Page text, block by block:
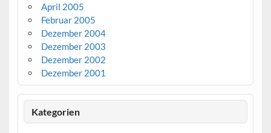
April 2005
Februar 2005
Dezember 2004
Dezember 2003
Dezember 2002
Dezember 2001
Kategorien